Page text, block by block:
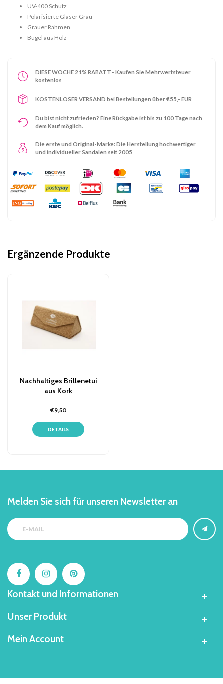
UV-400 Schutz
Polarisierte Gläser Grau
Grauer Rahmen
Bügel aus Holz
DIESE WOCHE 21% RABATT - Kaufen Sie Mehrwertsteuer
kostenlos
KOSTENLOSER VERSAND bei Bestellungen über €55,- EUR
Du bist nicht zufrieden? Eine Rückgabe ist bis zu 100 Tage nach
dem Kauf möglich.
Die erste und Original-Marke: Die Herstellung hochwertiger
und individueller Sandalen seit 2005
Ergänzende Produkte
Nachhaltiges Brillenetui
aus Kork
€9,50
DETAILS
Melden Sie sich für unseren Newsletter an
Kontakt und Informationen
Unser Produkt
Mein Account